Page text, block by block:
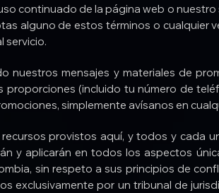
continuado de la página web o
alguno de estos términos o
servicio.
nuestros mensajes y materiales de
(incluido tu número de
simplemente avísanos en
recursos provistos aquí, y todos y cada
y aplicarán en todos los aspectos
sin respeto a sus principios de
exclusivamente por un tribunal de